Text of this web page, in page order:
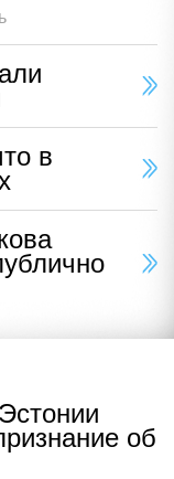
в
об